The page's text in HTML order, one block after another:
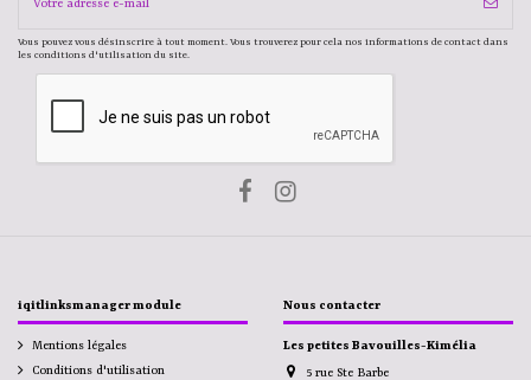
Vous pouvez vous désinscrire à tout moment. Vous trouverez pour cela nos informations de contact dans
les conditions d'utilisation du site.
iqitlinksmanager module
Mentions légales
Conditions d'utilisation
Nous contacter
Les petites Bavouilles-Kimélia
5 rue Ste Barbe